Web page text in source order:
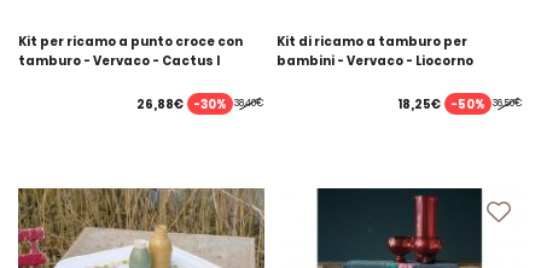
Kit per ricamo a punto croce con
tamburo - Vervaco - Cactus I
38,40€
26,88€ -30%
Kit di ricamo a tamburo per
bambini - Vervaco - Liocorno
36,50€
18,25€ -50%